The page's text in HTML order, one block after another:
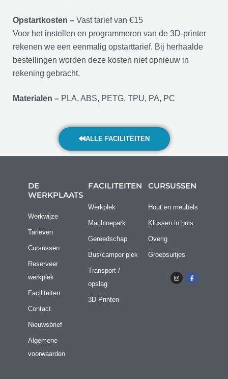
Opstartkosten – Vast tarief van €15
Voor het instellen en programmeren van de 3D-printer
rekenen we een eenmalig opstarttarief. Bij herhaalde
bestellingen worden deze kosten niet opnieuw in
rekening gebracht.
Materialen – PLA, ABS, PETG, TPU, PA, PC
ALLE FACILITEITEN
DE
WERKPLAATS
Werkwijze
Tarieven
Cursussen
Reserveer
werkplek
Faciliteiten
Contact
Nieuwsbrief
Algemene
voorwaarden
FACILITEITEN
Werkplek
Machinepark
Gereedschap
Bus/camper plek
Transport /
opslag
3D Printen
CURSUSSEN
Hout en meubels
Klussen in huis
Overig
Groepsuitjes
I
n
s
F
a
c